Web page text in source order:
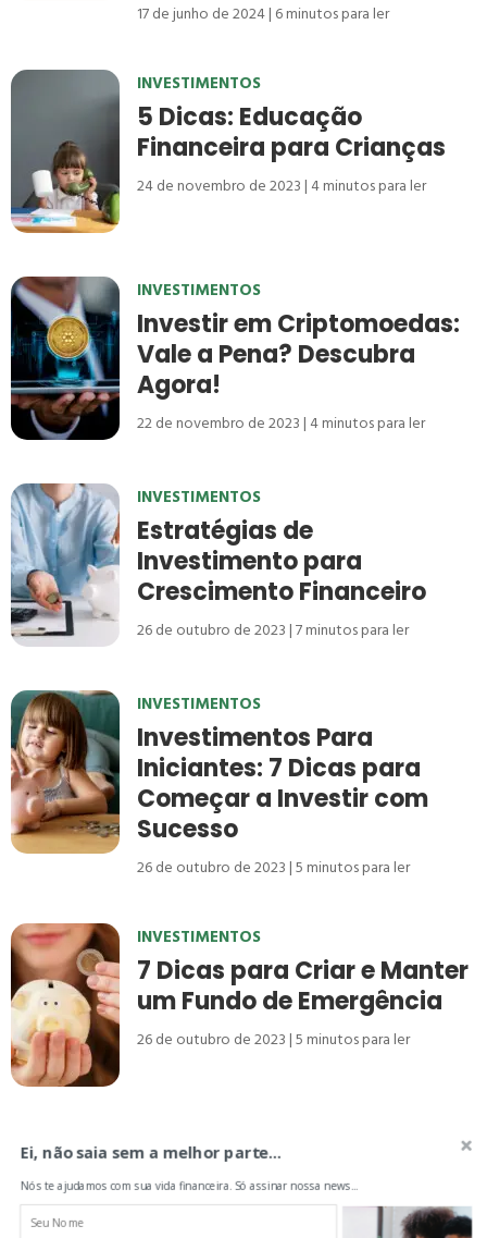
17 de junho de 2024 6minutos para ler
INVESTIMENTOS
5 Dicas: Educação
Financeira para Crianças
24 de novembro de 2023 4minutos para ler
INVESTIMENTOS
Investir em Criptomoedas:
Vale a Pena? Descubra
Agora!
22 de novembro de 2023 4minutos para ler
INVESTIMENTOS
Estratégias de
Investimento para
Crescimento Financeiro
26 de outubro de 2023 7minutos para ler
INVESTIMENTOS
Investimentos Para
Iniciantes: 7 Dicas para
Começar a Investir com
Sucesso
26 de outubro de 2023 5minutos para ler
INVESTIMENTOS
7 Dicas para Criar e Manter
um Fundo de Emergência
26 de outubro de 2023 5minutos para ler
1 2 3 4
Ei, não saia sem a melhor parte...
Nós te ajudamos com sua vida financeira. Só assinar nossa news...